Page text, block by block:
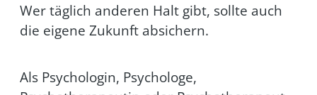
Wer täglich anderen Halt gibt, sollte auch
die eigene Zukunft absichern.
Als Psychologin, Psychologe,